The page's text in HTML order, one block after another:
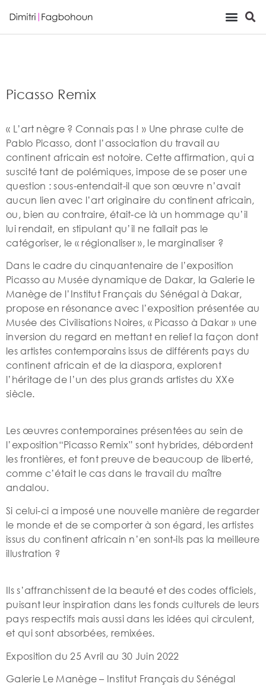
Picasso Remix
« L’art nègre ? Connais pas ! » Une phrase culte de
Pablo Picasso, dont l’association du travail au
continent africain est notoire. Cette affirmation, qui a
suscité tant de polémiques, impose de se poser une
question : sous-entendait-il que son œuvre n’avait
aucun lien avec l’art originaire du continent africain,
ou, bien au contraire, était-ce là un hommage qu’il
lui rendait, en stipulant qu’il ne fallait pas le
catégoriser, le « régionaliser », le marginaliser ?
Dans le cadre du cinquantenaire de l’exposition
Picasso au Musée dynamique de Dakar, la Galerie le
Manège de l’Institut Français du Sénégal à Dakar,
propose en résonance avec l’exposition présentée au
Musée des Civilisations Noires, « Picasso à Dakar » une
inversion du regard en mettant en relief la façon dont
les artistes contemporains issus de différents pays du
continent africain et de la diaspora, explorent
l’héritage de l’un des plus grands artistes du XXe
siècle.
Les œuvres contemporaines présentées au sein de
l’exposition“Picasso Remix” sont hybrides, débordent
les frontières, et font preuve de beaucoup de liberté,
comme c’était le cas dans le travail du maître
andalou.
Si celui-ci a imposé une nouvelle manière de regarder
le monde et de se comporter à son égard, les artistes
issus du continent africain n’en sont-ils pas la meilleure
illustration ?
Ils s’affranchissent de la beauté et des codes officiels,
puisant leur inspiration dans les fonds culturels de leurs
pays respectifs mais aussi dans les idées qui circulent,
et qui sont absorbées, remixées.
Exposition du 25 Avril au 30 Juin 2022
Galerie Le Manège – Institut Français du Sénégal